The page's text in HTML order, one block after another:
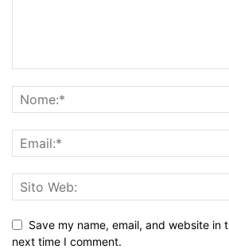
Save my name, email, and website in
next time I comment.